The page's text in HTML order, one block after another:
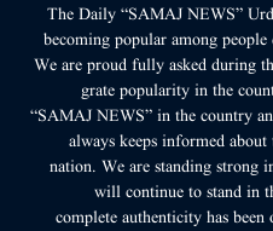
The Daily “SAMAJ NEWS”
becoming popular among
We are proud fully asked during
grate popularity in the
“SAMAJ NEWS” in the country
always keeps informed
nation. We are standing strong
will continue to stand in
complete authenticity has